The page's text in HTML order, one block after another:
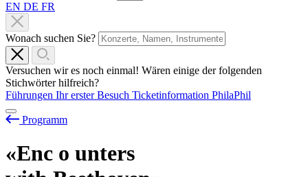
EN DE FR
Wonach suchen Sie?
Versuchen wir es noch einmal! Wären einige der folgenden
Stichwörter hilfreich?
Führungen Ihr erster Besuch Ticketinformation PhilaPhil
Programm
«Enc o unters